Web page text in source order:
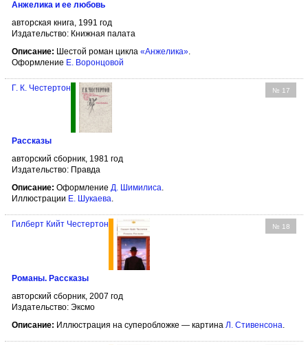
Анжелика и ее любовь
авторская книга, 1991 год
Издательство: Книжная палата
Описание: Шестой роман цикла «Анжелика»
Оформление Е. Воронцовой
№ 17
Г. К. Честертон
Рассказы
авторский сборник, 1981 год
Издательство: Правда
Описание: Оформление Д. Шимилиса.
Иллюстрации Е. Шукаева.
№ 18
Гилберт Кийт Честертон
Романы. Рассказы
авторский сборник, 2007 год
Издательство: Эксмо
Описание: Иллюстрация на суперобложке — картина Л. Стивенсона.